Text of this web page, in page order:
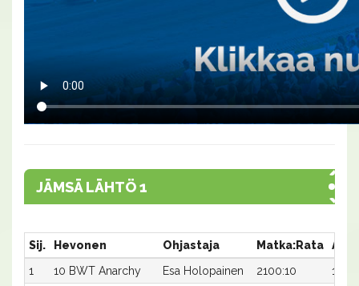
JÄMSÄ LÄHTÖ 1
Sij. Hevonen Ohjastaja Matka:Rata
Aika
1
10 BWT Anarchy Esa Holopainen 2100:10
18,1a